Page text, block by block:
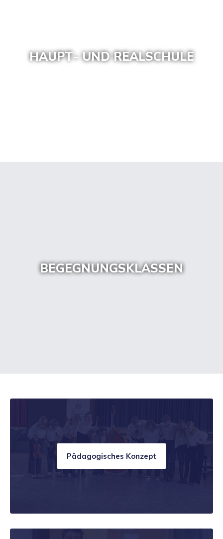
HAUPT- UND REALSCHULE
BEGEGNUNGSKLASSEN
Pädagogisches Konzept